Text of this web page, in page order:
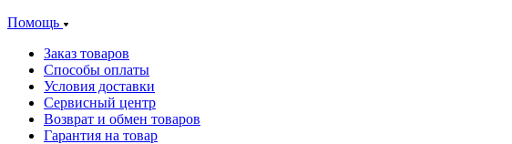
Помощь
Заказ товаров
Способы оплаты
Условия доставки
Сервисный центр
Возврат и обмен товаров
Гарантия на товар